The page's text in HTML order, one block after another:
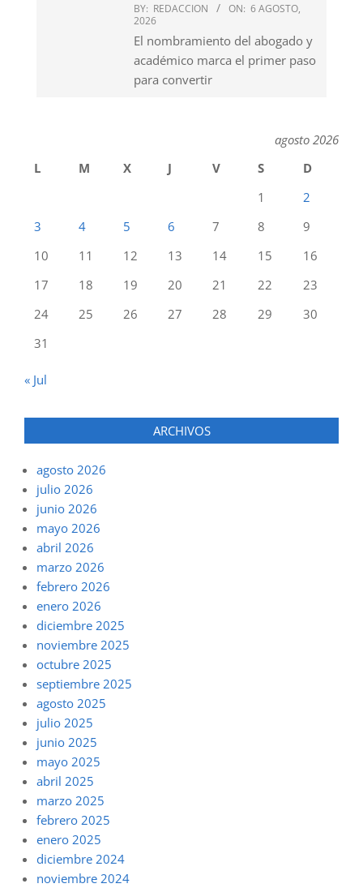
BY: REDACCION ON: 6 AGOSTO,
2026
El nombramiento del abogado y
académico marca el primer paso
para convertir
agosto 2026
L
M X J V S
D
1
2
3
4 5 6 7 8
9
10
11 12 13 14 15
16
17
18 19 20 21 22
23
24
25 26 27 28 29
30
31
« Jul
ARCHIVOS
agosto 2026
julio 2026
junio 2026
mayo 2026
abril 2026
marzo 2026
febrero 2026
enero 2026
diciembre 2025
noviembre 2025
octubre 2025
septiembre 2025
agosto 2025
julio 2025
junio 2025
mayo 2025
abril 2025
marzo 2025
febrero 2025
enero 2025
diciembre 2024
noviembre 2024